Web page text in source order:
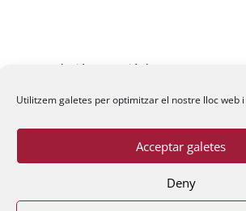
Utilitzem galetes per optimitzar el nostre lloc web
Acceptar galetes
Deny
Fundació La Passió d’Esparreguera,